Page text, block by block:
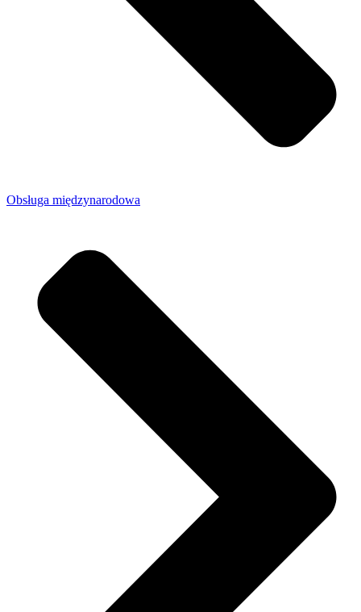
Obsługa międzynarodowa